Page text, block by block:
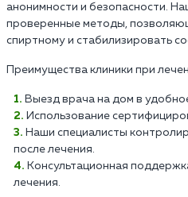
анонимности и безопасности.
проверенные методы,
спиртному и стабилизировать
Преимущества клиники при
Выезд врача на дом в
Использование
Наши специалисты
после лечения.
Консультационная
лечения.